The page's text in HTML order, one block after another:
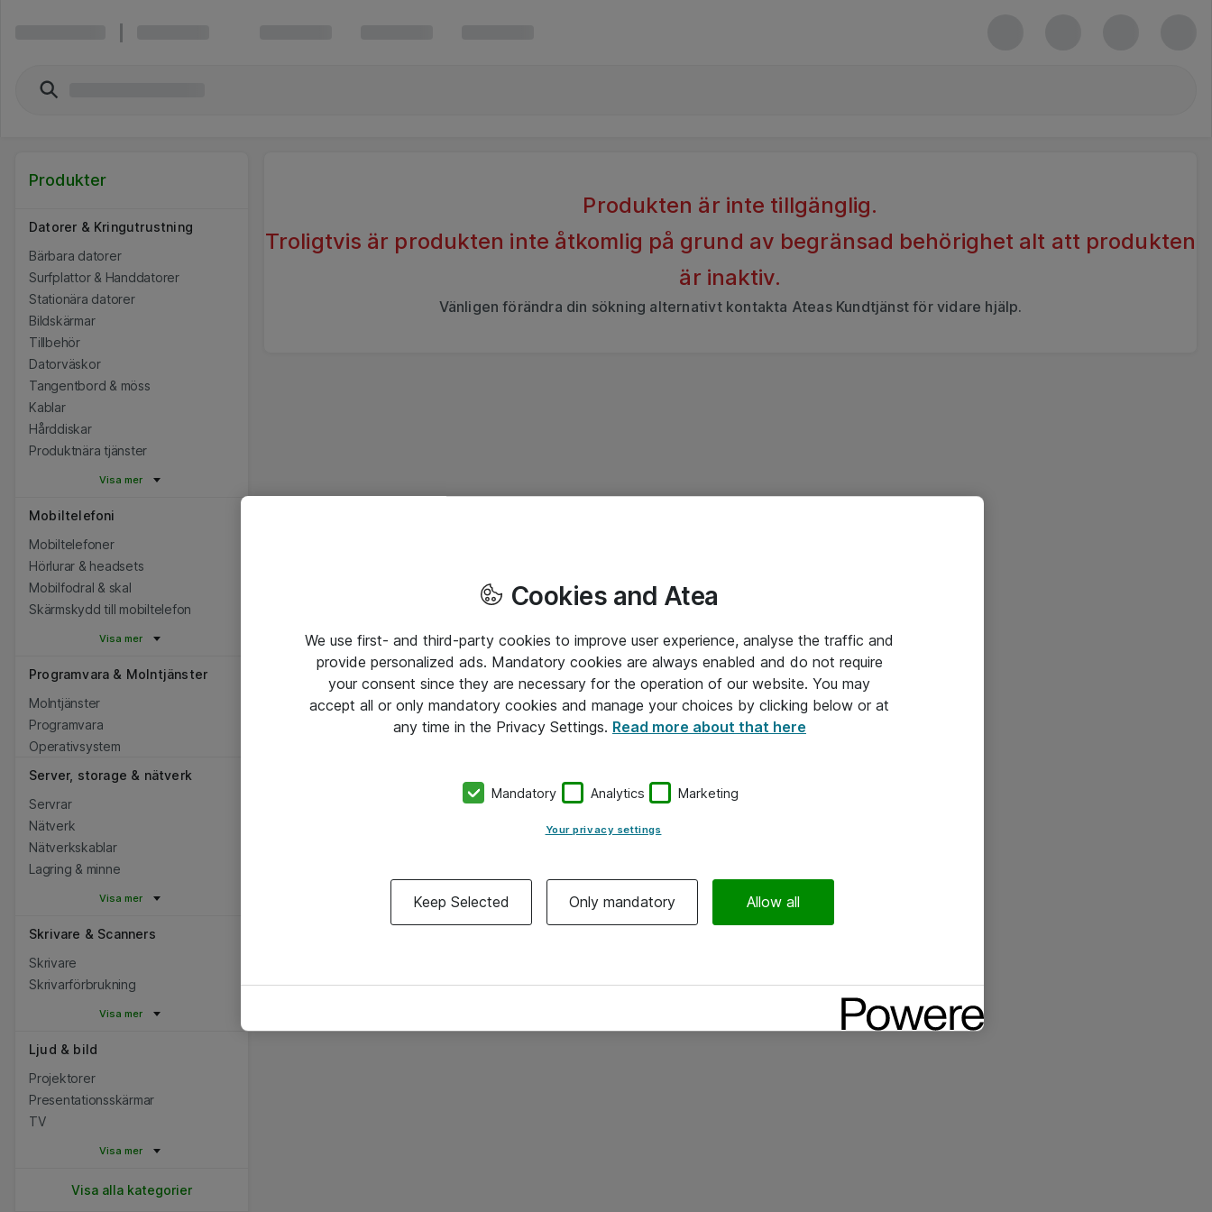
Produkter
Datorer & Kringutrustning
Bärbara datorer
Surfplattor & Handdatorer
Stationära datorer
Bildskärmar
Tillbehör
Datorväskor
Tangentbord & möss
Kablar
Hårddiskar
Produktnära tjänster
Visa mer
Mobiltelefoni
Mobiltelefoner
Hörlurar & headsets
Mobilfodral & skal
Skärmskydd till mobiltelefon
Visa mer
Programvara & Molntjänster
Molntjänster
Programvara
Operativsystem
Server, storage & nätverk
Servrar
Nätverk
Nätverkskablar
Lagring & minne
Visa mer
Skrivare & Scanners
Skrivare
Skrivarförbrukning
Visa mer
Ljud & bild
Projektorer
Presentationsskärmar
TV
Visa mer
Visa alla kategorier
Produkten är inte tillgänglig.
Troligtvis är produkten inte åtkomlig på grund av begränsad behörighet alt att produkten
är inaktiv.
Vänligen förändra din sökning alternativt kontakta Ateas Kundtjänst för vidare hjälp.
Cookies and Atea
We use first- and third-party cookies to improve user experience, analyse the traffic and
provide personalized ads. Mandatory cookies are always enabled and do not require
your consent since they are necessary for the operation of our website. You may
accept all or only mandatory cookies and manage your choices by clicking below or at
any time in the Privacy Settings. Read more about that here
Mandatory Analytics Marketing
Your privacy settings
Keep Selected Only mandatory Allow all